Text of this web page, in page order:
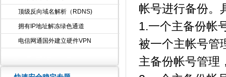
顶级反向域名解析（RDNS)
拥有IP地址解冻绿色通道
电信网通国外建立硬件VPN
帐号进行备份。
1.一个主备份帐
被一个主帐号管
主备份帐号管理